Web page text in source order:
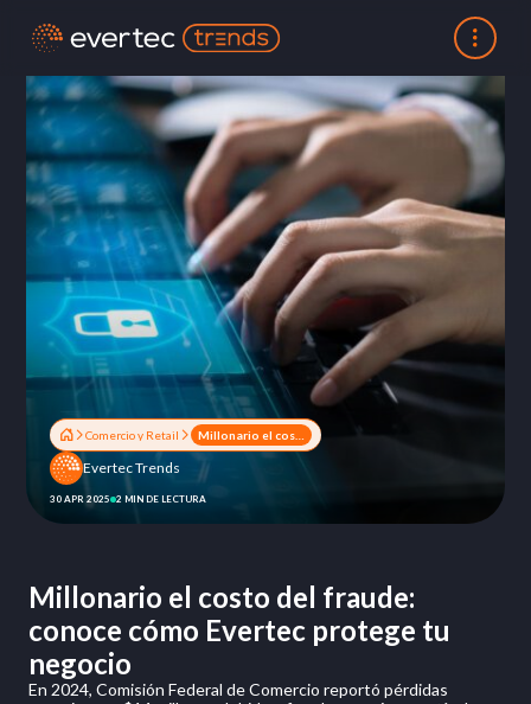
Comercio y Retail
Evertec Trends
30 APR 2025 2 MIN DE LECTURA
Millonario el costo del fraude:
conoce cómo Evertec protege tu
negocio
En 2024, Comisión Federal de Comercio reportó pérdidas